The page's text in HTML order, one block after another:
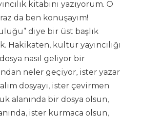
kitabını yazıyorum. O
da ben konuşayım!
diye bir üst başlık
Hakikaten, kültür yayıncılığı
nasıl geliyor bir
neler geçiyor, ister yazar
dosyayı, ister çevirmen
alanında bir dosya olsun,
ister kurmaca olsun,